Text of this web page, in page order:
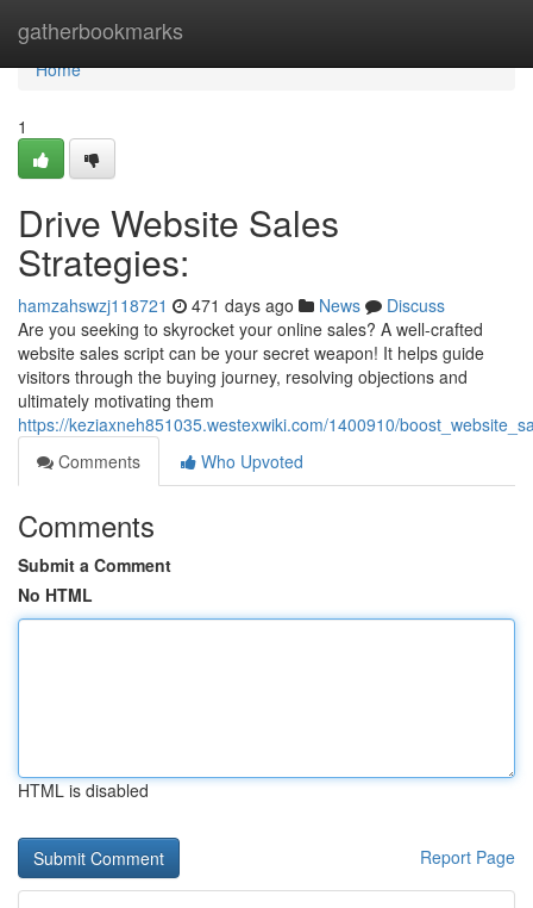
gatherbookmarks
Home
Home
1
Drive Website Sales
Strategies:
hamzahswzj118721 471 days ago News
Discuss
Are you seeking to skyrocket your online sales? A well-crafted
website sales script can be your secret weapon! It helps guide
visitors through the buying journey, resolving objections and
ultimately motivating them
https://keziaxneh851035.westexwiki.com/1400910/
Comments
Who Upvoted
Comments
Submit a Comment
No HTML
HTML is disabled
Report Page